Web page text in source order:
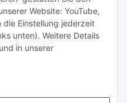
nicht lange warten lassen.
neue Filterausrüstung in
wir Ihre Bestellung sofort
der Bearbeitung Ihrer
eine
Informationen zum
Website: YouTube,
die Einstellung jederzeit
unten). Weitere Details
und in unserer